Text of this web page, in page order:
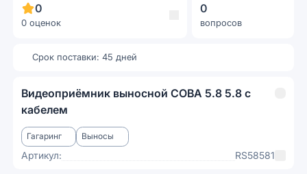
0
0 оценок
0
вопросов
Срок поставки: 45 дней
Видеоприёмник выносной СОВА 5.8 5.8 с
кабелем
Гагаринг Выносы
Артикул: RS58581